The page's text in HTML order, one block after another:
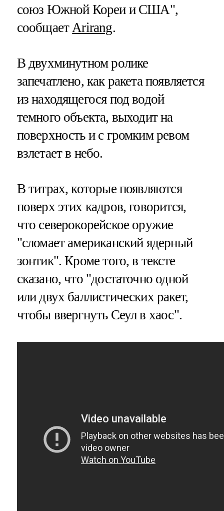
союз Южной Кореи и США",
сообщаетArirang.
В двухминутном ролике
запечатлено, как ракета появляется
из находящегося под водой
темного объекта, выходит на
поверхность и с громким ревом
взлетает в небо.
В титрах, которые появляются
поверх этих кадров, говорится,
что северокорейское оружие
"сломает американский ядерный
зонтик". Кроме того, в тексте
сказано, что "достаточно одной
или двух баллистических ракет,
чтобы ввергнуть Сеул в хаос".